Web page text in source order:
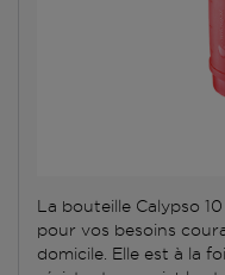
La bouteille Calypso
pour vos besoins
domicile. Elle est à la